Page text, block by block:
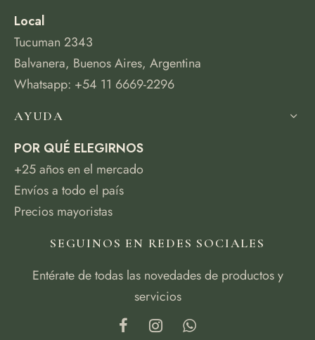
Local
Tucuman 2343
Balvanera, Buenos Aires, Argentina
Whatsapp: +54 11 6669-2296
AYUDA
POR QUÉ ELEGIRNOS
+25 años en el mercado
Envíos a todo el país
Precios mayoristas
SEGUINOS EN REDES SOCIALES
Entérate de todas las novedades de productos y
servicios